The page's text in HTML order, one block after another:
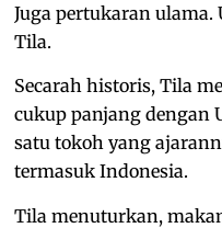
Juga pertukaran ulama.
Tila.
Secarah historis, Tila
cukup panjang dengan
satu tokoh yang
termasuk Indonesia.
Tila menuturkan,